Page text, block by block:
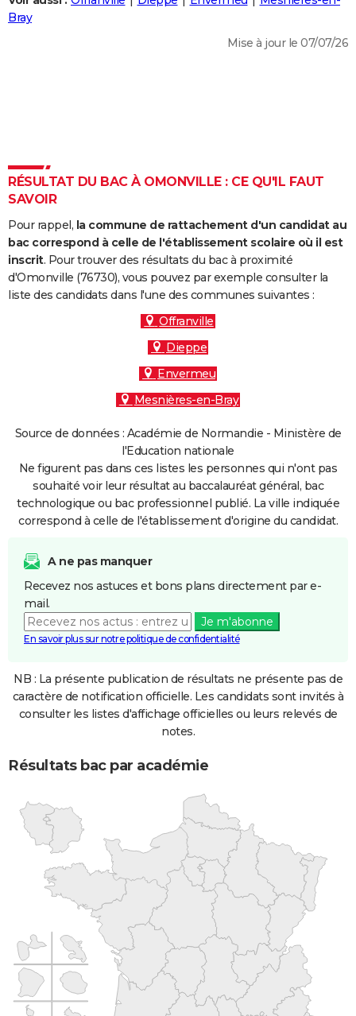
Destinations
City break
Voyage nature
Voyage de noces
Forum
Climat
+
PHOTO
Dictionnaire
Biographies
Citations
Expressions
Proverbes
PROGRAMME TV
S'inscrire
Se connecter
Lycées
Collèges
Primaires
Universités
Entreprises
Service militaire
Avis de recherche
AVIS DE DÉCÈS
FORUM
Bray
Mise à jour le 07/07/26
RÉSULTAT DU BAC À OMONVILLE : CE QU'IL FAUT
SAVOIR
Pour rappel, la commune de rattachement d'un candidat au
bac correspond à celle de l'établissement scolaire où il est
inscrit. Pour trouver des résultats du bac à proximité
d'Omonville (76730), vous pouvez par exemple consulter la
liste des candidats dans l'une des communes suivantes :
Offranville
Dieppe
Envermeu
Mesnières-en-Bray
Source de données : Académie de Normandie - Ministère de
l'Education nationale
Ne figurent pas dans ces listes les personnes qui n'ont pas
souhaité voir leur résultat au baccalauréat général, bac
technologique ou bac professionnel publié. La ville indiquée
correspond à celle de l'établissement d'origine du candidat.
A ne pas manquer
Recevez nos astuces et bons plans directement par e-
mail.
Je m'abonne
En savoir plus sur notre politique de confidentialité
NB : La présente publication de résultats ne présente pas de
caractère de notification officielle. Les candidats sont invités à
consulter les listes d'affichage officielles ou leurs relevés de
notes.
Résultats bac par académie